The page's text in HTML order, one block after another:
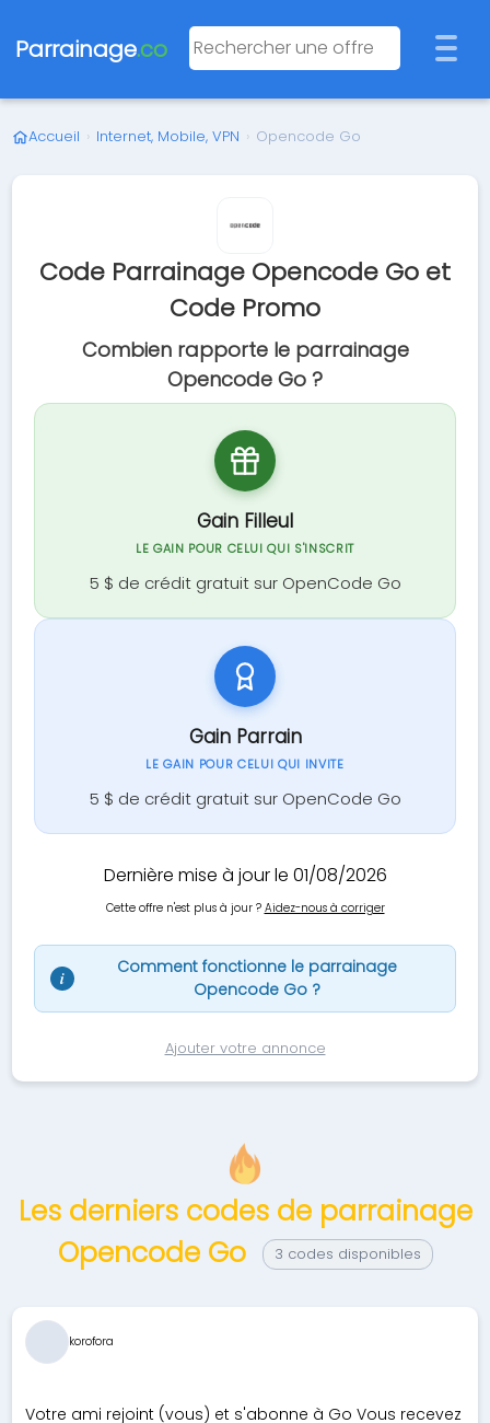
Parrainage.co
Accueil › Internet, Mobile, VPN › Opencode Go
Code Parrainage Opencode Go et
Code Promo
Combien rapporte le parrainage
Opencode Go ?
Gain Filleul
LE GAIN POUR CELUI QUI S'INSCRIT
5 $ de crédit gratuit sur OpenCode Go
Gain Parrain
LE GAIN POUR CELUI QUI INVITE
5 $ de crédit gratuit sur OpenCode Go
Dernière mise à jour le 01/08/2026
Cette offre n'est plus à jour ? Aidez-nous à corriger
i
Comment fonctionne le parrainage
Opencode Go ?
Ajouter votre annonce
Les derniers codes de parrainage
Opencode Go
3 codes disponibles
Votre ami rejoint (vous) et s'abonne à Go Vous recevez
korofora